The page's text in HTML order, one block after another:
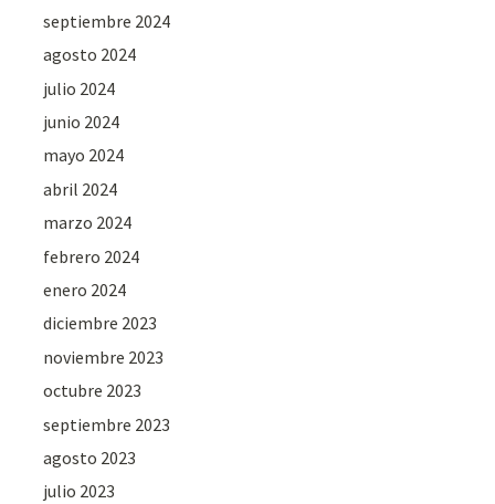
septiembre 2024
agosto 2024
julio 2024
junio 2024
mayo 2024
abril 2024
marzo 2024
febrero 2024
enero 2024
diciembre 2023
noviembre 2023
octubre 2023
septiembre 2023
agosto 2023
julio 2023